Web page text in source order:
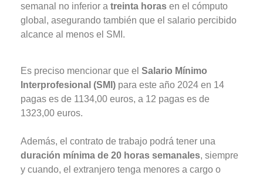
semanal no inferior a treinta horas en el cómputo
global, asegurando también que el salario percibido
alcance al menos el SMI.
Es preciso mencionar que el Salario Mínimo
Interprofesional (SMI) para este año 2024 en 14
pagas es de 1134,00 euros, a 12 pagas es de
1323,00 euros.
Además, el contrato de trabajo podrá tener una
duración mínima de 20 horas semanales, siempre
y cuando, el extranjero tenga menores a cargo o